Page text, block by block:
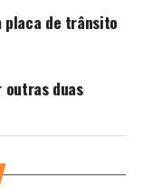
placa de trânsito
outras duas